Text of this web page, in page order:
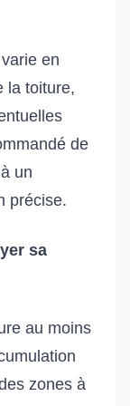
en
la toiture,
de
à un
précise.
sa
au moins
zones à